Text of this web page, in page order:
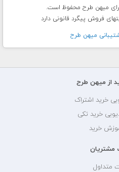
فروش پیگرد قانونی دارد
ميهن طرح
از میهن طرح
خرید اشتراک
خرید تکی
مشتریان
متداول